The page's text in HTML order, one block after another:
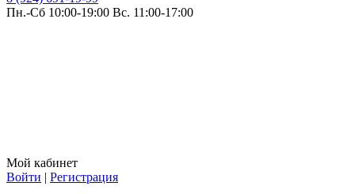
Пн.-Сб 10:00-19:00 Вс. 11:00-17:00
Мой кабинет
Войти | Регистрация